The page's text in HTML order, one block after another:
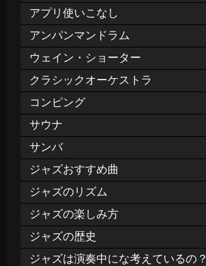
アプリ使いこなし
アンパンマンドラム
ウェイン・ショーター
クラシックオーケストラ
コンピング
サウナ
サンバ
ジャズおすすめ曲
ジャズのリズム
ジャズの楽しみ方
ジャズの歴史
ジャズは演奏中にな考えているの？